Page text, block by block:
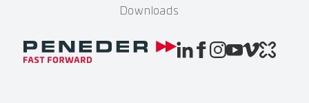
Downloads